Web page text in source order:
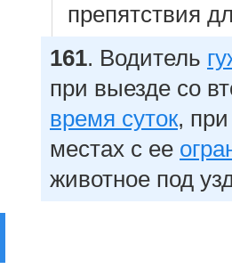
препятствия
161. Водитель
при выезде со
время суток,
местах с ее
животное под